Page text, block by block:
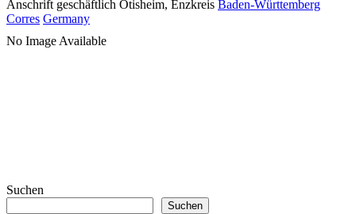
Anschrift geschäftlich Ötisheim, Enzkreis Baden-Württemberg
Corres Germany
No Image Available
Suchen
Suchen